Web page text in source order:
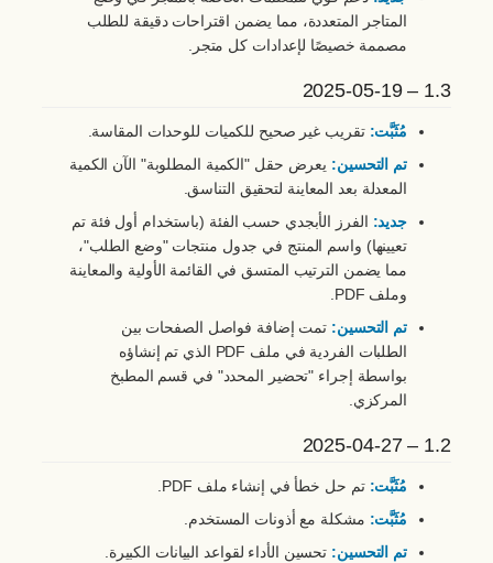
المتاجر المتعددة، مما يضمن اقتراحات دقيقة للطلب
مصممة خصيصًا لإعدادات كل متجر.
1.3 – 2025-05-19
مُثَبَّت: تقريب غير صحيح للكميات للوحدات المقاسة.
تم التحسين: يعرض حقل "الكمية المطلوبة" الآن الكمية
المعدلة بعد المعاينة لتحقيق التناسق.
جديد: الفرز الأبجدي حسب الفئة (باستخدام أول فئة تم
تعيينها) واسم المنتج في جدول منتجات "وضع الطلب"،
مما يضمن الترتيب المتسق في القائمة الأولية والمعاينة
وملف PDF.
تم التحسين: تمت إضافة فواصل الصفحات بين
الطلبات الفردية في ملف PDF الذي تم إنشاؤه
بواسطة إجراء "تحضير المحدد" في قسم المطبخ
المركزي.
1.2 – 2025-04-27
مُثَبَّت: تم حل خطأ في إنشاء ملف PDF.
مُثَبَّت: مشكلة مع أذونات المستخدم.
تم التحسين: تحسين الأداء لقواعد البيانات الكبيرة.